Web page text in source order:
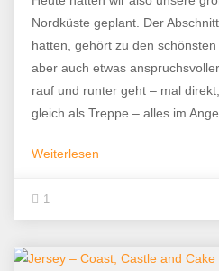
Nordküste geplant. Der
hatten, gehört zu den
aber auch etwas
rauf und runter geht – mal
gleich als Treppe – alles im
Weiterlesen
1